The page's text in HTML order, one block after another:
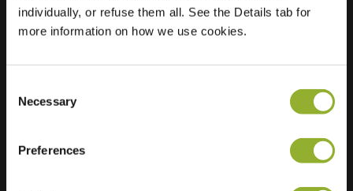
individually, or refuse them all. See the Details tab for
more information on how we use cookies.
Selection
Necessary
Preferences
9744 AA Groningen
Alankomaat